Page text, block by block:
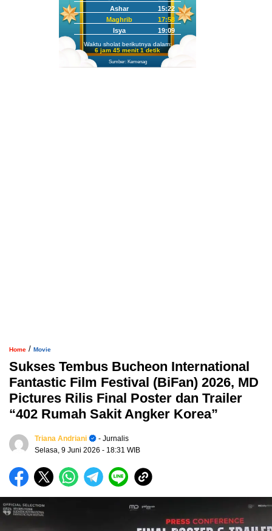
Ashar
15:22
Maghrib
17:58
Isya
19:09
Waktu sholat berikutnya dalam:
6 jam 45 menit 0 detik
Sumber: Kemenag
Home / Movie
Sukses Tembus Bucheon International
Fantastic Film Festival (BiFan) 2026, MD
Pictures Rilis Final Poster dan Trailer
“402 Rumah Sakit Angker Korea”
Triana Andriani
- Jurnalis
Selasa, 9 Juni 2026 - 18:31 WIB